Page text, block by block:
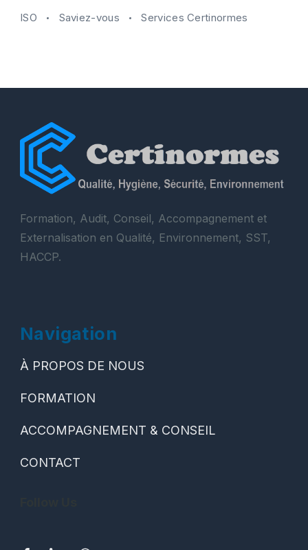
ISO Saviez-vous Services Certinormes
Formation, Audit, Conseil, Accompagnement et
Externalisation en Qualité, Environnement, SST,
HACCP.
Navigation
À PROPOS DE NOUS
FORMATION
ACCOMPAGNEMENT & CONSEIL
CONTACT